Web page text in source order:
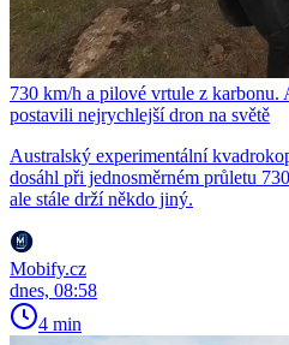
730 km/h a pilové vrtule z karbonu.
postavili nejrychlejší dron na světě
Australský experimentální
dosáhl při jednosměrném průletu
ale stále drží někdo jiný.
Mobify.cz
dnes, 08:58
4 min